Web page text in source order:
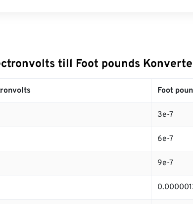
till Foot pounds
Foot
3e-7
6e-7
9e-7